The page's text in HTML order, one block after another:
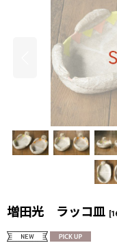
増田光 ラッコ皿 [